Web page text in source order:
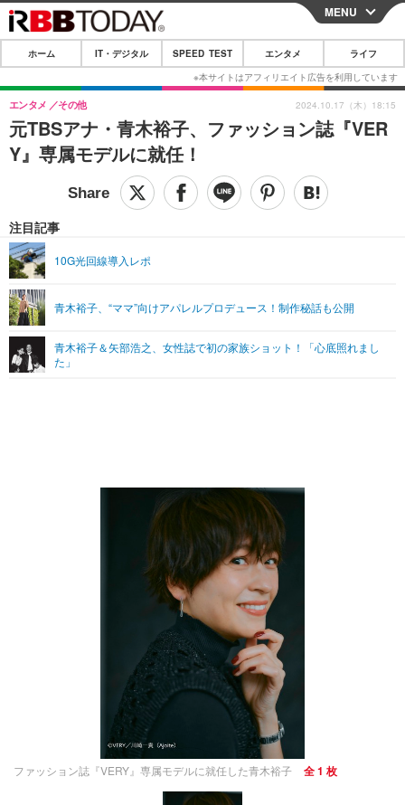
CLOSE
ホーム
IT・デジタル
IT・デジタルTOP スマートフォン
ショッピング その他
SPEED TEST
エンタメTOP 映画・ドラマ
グラビア ブログ
ショッピング その他
ライフTOP
リリース一覧
プッシュ通知の停止方法
MENU
ホーム IT・デジタル SPEED TEST エンタメ ライフ
元TBSアナ・青木裕子、ファッション誌『VER
Y』専属モデルに就任！
エンタメ その他
注目記事
10G光回線導入レポ
青木裕子、“ママ”向けアパレルプロデュース！制作秘話も公開
青木裕子＆矢部浩之、女性誌で初の家族ショット！「心底照れまし
た」
2024.10.17（木）18:15
ファッション誌『VERY』専属モデルに就任した青木裕子 全 1 枚